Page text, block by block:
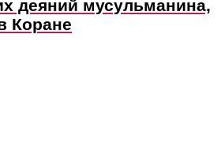
деяний мусульманина,
Коране